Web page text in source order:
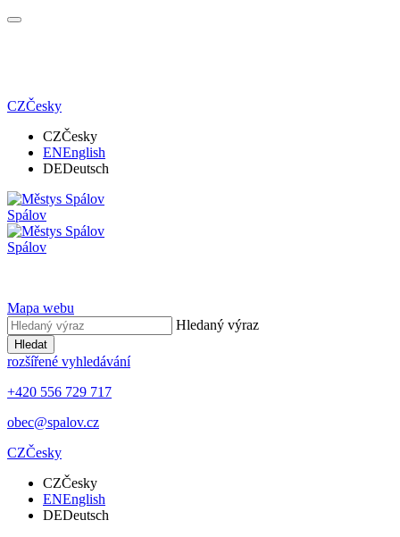
CZČesky
CZČesky
ENEnglish
DEDeutsch
Spálov
Spálov
Mapa webu
Hledaný výraz
Hledat
rozšířené vyhledávání
+420 556 729 717
obec@spalov.cz
CZČesky
CZČesky
ENEnglish
DEDeutsch